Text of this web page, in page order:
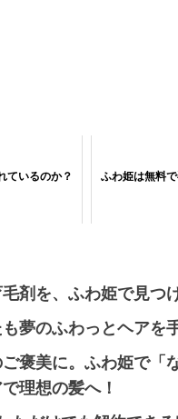
ているのか？
ふわ姫は無料
剤を、ふわ姫で見つ
夢のふわっとヘアを
褒美に。ふわ姫で「
理想の髪へ！